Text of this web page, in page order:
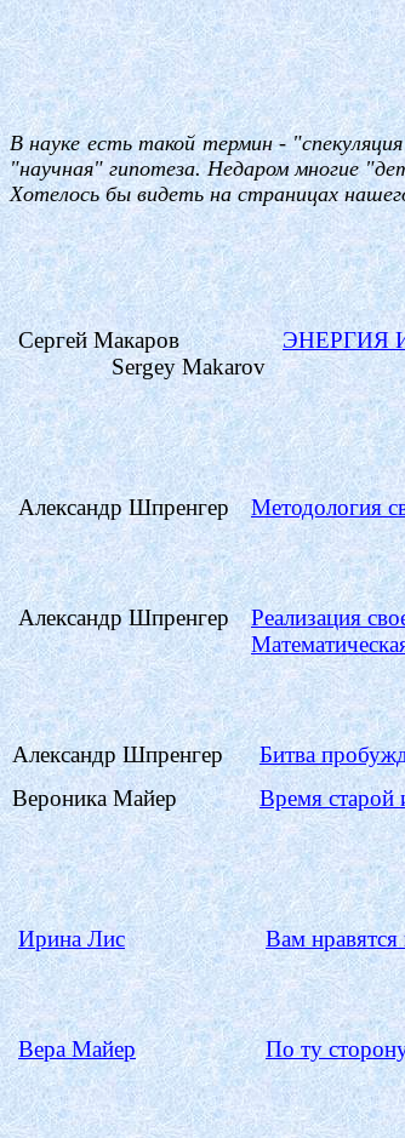
В науке есть такой термин -
"научная" гипотеза. Недаром многие
Хотелось бы видеть на страницах
Сергей Макаров
Sergey Makarov
ЭНЕРГИЯ
АлександрШпренгер Методология
АлександрШпренгер
Реализация
АлександрШпренгер
Битва
Вероника Майер
Время
Ирина Лис Вам
Вера Майер По ту